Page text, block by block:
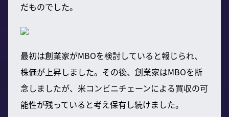
だものでした。
最初は創業家がMBOを検討していると報じられ、
株価が上昇しました。その後、創業家はMBOを断
念しましたが、米コンビニチェーンによる買収の可
能性が残っていると考え保有し続けました。